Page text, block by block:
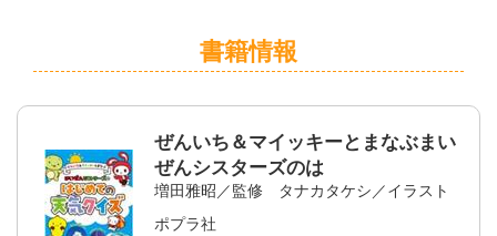
書籍情報
ぜんいち＆マイッキーとまなぶまい
ぜんシスターズのは
増田雅昭／監修 タナカタケシ／イラスト
ポプラ社